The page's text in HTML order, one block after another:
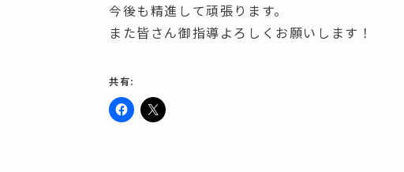
今後も精進して頑張ります。
また皆さん御指導よろしくお願いします！
共有:
F ク